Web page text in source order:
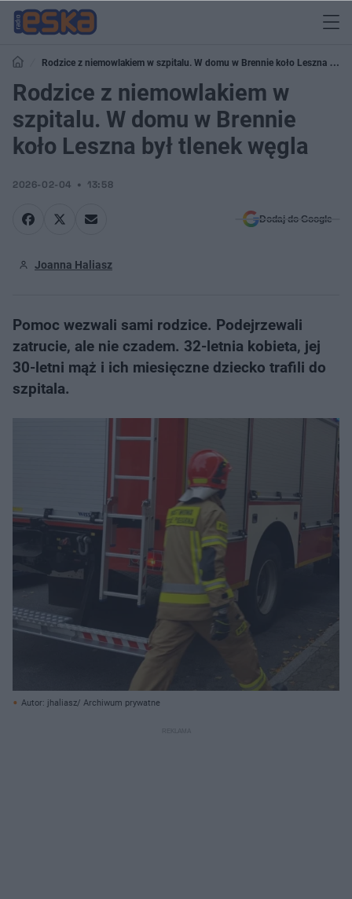
Rodzice z niemowlakiem w szpitalu. W domu w Brennie koło Leszna był
tlenek węgla
Rodzice z niemowlakiem w
szpitalu. W domu w Brennie
koło Leszna był tlenek węgla
2026-02-04 13:58
Dodaj do Google
Joanna Haliasz
Pomoc wezwali sami rodzice. Podejrzewali
zatrucie, ale nie czadem. 32-letnia kobieta, jej
30-letni mąż i ich miesięczne dziecko trafili do
szpitala.
Autor: jhaliasz/ Archiwum prywatne